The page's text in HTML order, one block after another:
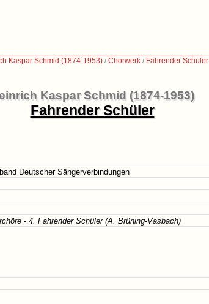
Kaspar Schmid (1874-1953) /Chorwerk / Fahrender Schüler
Kaspar Schmid (1874-1953)
Fahrender Schüler
Deutscher Sängerverbindungen
- 4. Fahrender Schüler (A. Brüning-Vasbach)